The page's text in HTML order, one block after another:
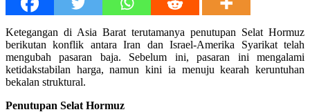
Ketegangan di Asia Barat terutamanya penutupan Selat Hormuz
berikutan konflik antara Iran dan Israel-Amerika Syarikat telah
mengubah pasaran baja. Sebelum ini, pasaran ini mengalami
ketidakstabilan harga, namun kini ia menuju kearah keruntuhan
bekalan struktural.
Penutupan Selat Hormuz